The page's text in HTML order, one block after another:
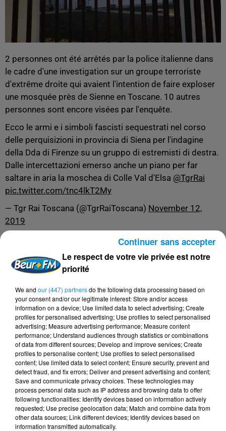
2 personnes ont été arrêtés par la police italienne dans
le cadre d'une investigation sur un groupe terroriste
d'extrême droite qui avaient l'intention de faire exploser
une mosquée près de Sienne en Toscane. 10 autres
personnes sont encore visées par l'enquête.
Ecco le armi e i simboli fascisti sequestrati nel corso
delle perquisizioni in provincia di Siena per l'indagine
della Dda di Firenze su un gruppo di estremisti di destra.
Dalle intercettazioni emerso anche un piano per far
saltare in aria la moschea di Colle Val d'Elsa @TgrRai
pic.twitter.com/tnc4lkT2My
— Tgr Rai Toscana (@TgrRaiToscana) November 12,
2019
FIL D'ACTUS
7 août 2026
L’inflation recule à 5,1 % en Tunisie !
Visas français : l’Algérie décroche, le
Maroc et la Tunisie...
Le respect de votre vie privée est notre
priorité
We and our (447) partnersdo the following data processing based on
your consent and/or our legitimate interest: Store and/or access
information on a device; Use limited data to select advertising; Create
profiles for personalised advertising; Use profiles to select personalised
advertising; Measure advertising performance; Measure content
performance; Understand audiences through statistics or combinations
of data from different sources; Develop and improve services; Create
profiles to personalise content; Use profiles to select personalised
content; Use limited data to select content; Ensure security, prevent and
detect fraud, and fix errors; Deliver and present advertising and content;
Save and communicate privacy choices. These technologies may
process personal data such as IP address and browsing data to offer
following functionalities: Identify devices based on information actively
requested; Use precise geolocation data; Match and combine data from
other data sources; Link different devices; Identify devices based on
information transmitted automatically.
Continuer sans accepter